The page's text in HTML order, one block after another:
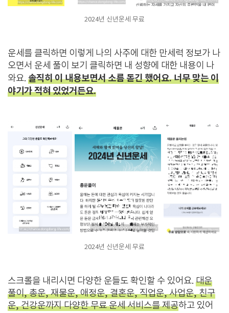
2024년 신년운세 무료
운세를 클릭하면 이렇게 나의 사주에 대한 만세력 정보가 나
오면서 운세 풀이 보기 클릭하면 내 성향에 대한 내용이 나
와요. 솔직히 이 내용보면서 소름 돋긴 했어요. 너무 맞는 이
야기가 적혀 있었거든요.
2024년 신년운세 무료
스크롤을 내리시면 다양한 운들도 확인할 수 있어요. 대운
풀이, 총운, 재물운, 애정운, 결혼운, 직업운, 사업운, 친구
운, 건강운까지 다양한 무료 운세 서비스를 제공하고 있어